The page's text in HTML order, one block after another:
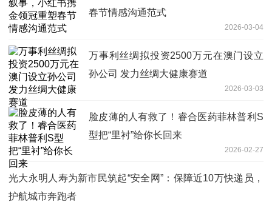
春节情感沟通范式
2026-03-04
万事利丝绸拟投资2500万元在澳门设立
孙公司 发力丝绸大健康赛道
2026-03-03
脸皮薄的人有救了！睿合医药菲林普利S
型把“里衬”给你长回来
2026-02-27
光大永明人寿为新市民筑起“安全网”：保障近10万快递员，
护航城市奔跑者